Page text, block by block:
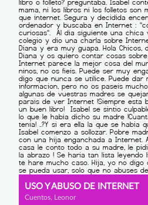
USO Y ABUSO DE INTERNET
Cuentos, Leonor